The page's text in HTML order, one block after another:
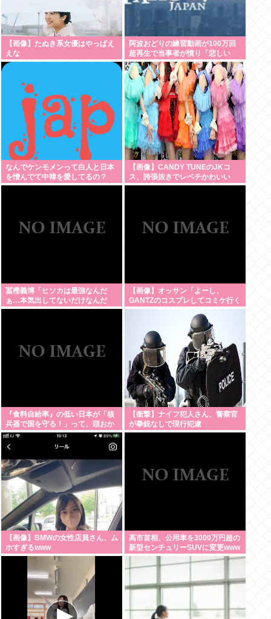
【画像】たぬき系女優はやっぱえ
えな
阿波おどりの練習動画が100万回
超再生で当事者が憤り「悲しい
し、気持ち悪い」 日本人男性の性
欲は異常
なんでケンモメンって白人と日本
を憎んでて中韓を愛してるの？
【画像】CANDY TUNEのJKコ
ス、誇張抜きでレベチかわいい
www 【Pickup08082959】
冨樫義博「ヒソカは最強なんだ
ぁ…本気出してないだけなんだ
ぁ…」 こいつのこの情熱なんな
【画像】オッサン「よーし、
GANTZのコスプレしてコミケ行く
かー」
『食料自給率』の低い日本が「核
兵器で国を守る！」って、頭おか
しくね？食べ物止められたら終わ
りじゃん
【衝撃】ナイフ犯人さん、警察官
が拳銃なしで現行犯逮
捕・・・・・・・・・
【画像】BMWの女性店員さん、ム
ホすぎるwww
高市首相、公用車を3000万円超の
新型センチュリーSUVに変更www